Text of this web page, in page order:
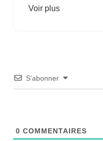
Voir plus
S’abonner
0 COMMENTAIRES